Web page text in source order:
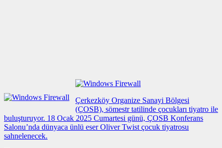
Çerkezköy Organize Sanayi Bölgesi
(ÇOSB), sömestr tatilinde çocukları tiyatro ile
buluşturuyor. 18 Ocak 2025 Cumartesi günü, ÇOSB Konferans
Salonu’nda dünyaca ünlü eser Oliver Twist çocuk tiyatrosu
sahnelenecek.